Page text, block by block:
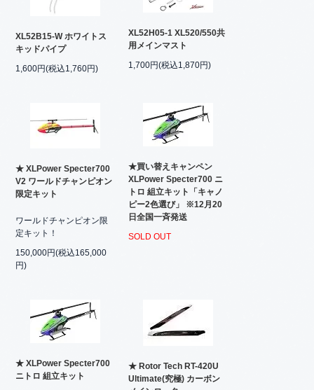
XL52B15-W ホワイトス
キッドパイプ
1,600円(税込1,760円)
XL52H05-1 XL520/550共
用メインマスト
1,700円(税込1,870円)
★ XLPower Specter700
V2 ワールドチャンピオン
限定キット
ワールドチャンピオン限
定キット！
150,000円(税込165,000
円)
★買い替えキャンペン
XLPower Specter700 ニ
トロ 組立キット「キャノ
ピー2色選び」 ※12月20
日全国一斉発送
SOLD OUT
★ XLPower Specter700
ニトロ 組立キット
★ Rotor Tech RT-420U
Ultimate(究極) カーボン